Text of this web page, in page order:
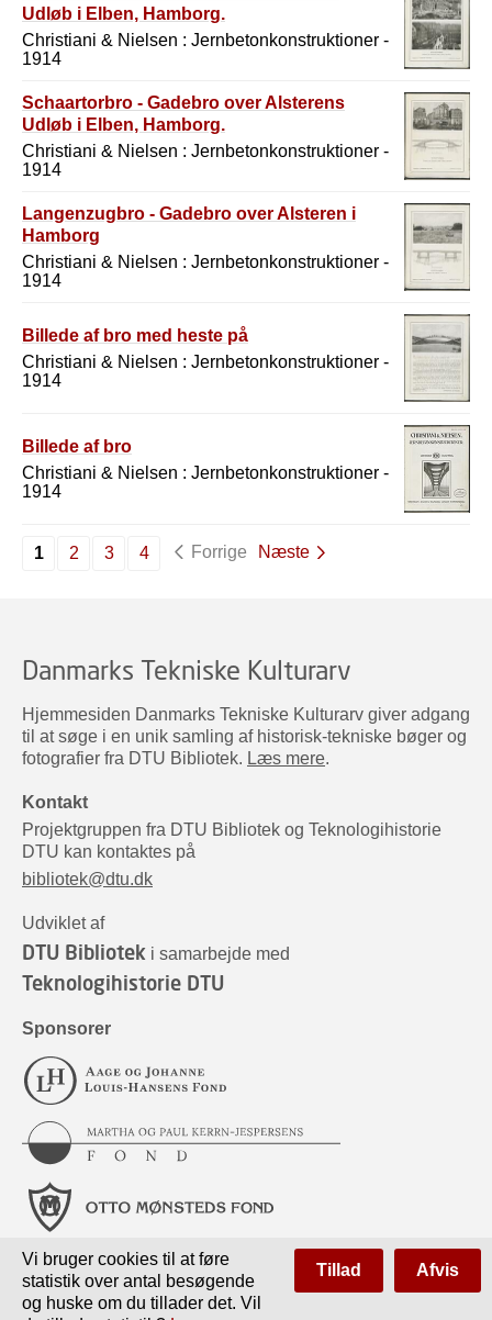
Udløb i Elben, Hamborg.
Christiani & Nielsen : Jernbetonkonstruktioner -
1914
Schaartorbro - Gadebro over Alsterens
Udløb i Elben, Hamborg.
Christiani & Nielsen : Jernbetonkonstruktioner -
1914
Langenzugbro - Gadebro over Alsteren i
Hamborg
Christiani & Nielsen : Jernbetonkonstruktioner -
1914
Billede af bro med heste på
Christiani & Nielsen : Jernbetonkonstruktioner -
1914
Billede af bro
Christiani & Nielsen : Jernbetonkonstruktioner -
1914
1 2 3 4 Forrige Næste
Danmarks Tekniske Kulturarv
Hjemmesiden Danmarks Tekniske Kulturarv giver adgang
til at søge i en unik samling af historisk-tekniske bøger og
fotografier fra DTU Bibliotek. Læs mere.
Kontakt
Projektgruppen fra DTU Bibliotek og Teknologihistorie
DTU kan kontaktes på
bibliotek@dtu.dk
Udviklet af
DTU Bibliotek i samarbejde med
Teknologihistorie DTU
Sponsorer
Vi bruger cookies til at føre
statistik over antal besøgende
og huske om du tillader det. Vil
Tillad Afvis